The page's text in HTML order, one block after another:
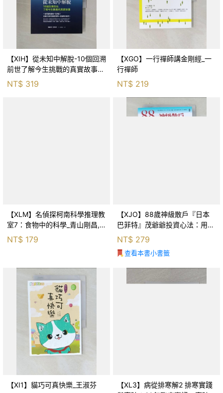
【XIH】從未知中解脫-10個回溯
前世了解今生挑戰的真實故事_
羅伯特．舒
NT$ 319
【XGO】一行禪師講金剛經_一
行禪師
NT$ 219
【XLM】名偵探柯南科學推理教
室7：食物中的科學_青山剛昌,
NT$ 179
【XJO】88歲神級散戶『日本
巴菲特』茂爺爺投資心法：用
「126法則」滾出18億円資產的
69年股海交易術_藤本茂, 賴惠
鈴
NT$ 279
查看本書小書籤
【XI1】貓巧可真快樂_王淑芬
【XL3】病從排寒解2 排寒實踐